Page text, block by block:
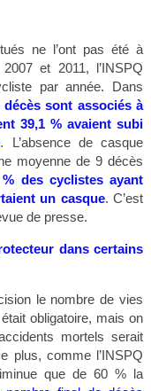
ne l’ont pas été à
et 2011, l’INSPQ
par année. Dans
décès sont associés à
39,1 % avaient subi
. L’absence de casque
moyenne de 9 décès
des cyclistes ayant
un casque. C’est
de presse.
dans certains
le nombre de vies
obligatoire, mais on
mortels serait
plus, comme l’INSPQ
que de 60 % la